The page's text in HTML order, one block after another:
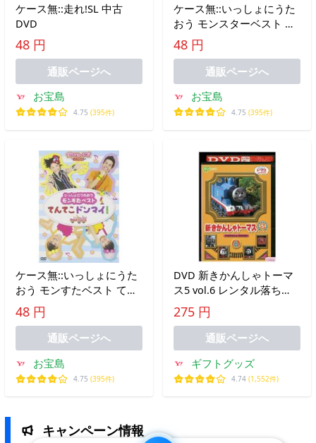
ケース無::走れ!SL 中古
DVD
48 円
通販ページへ
お宝島
4.75 (395件)
ケース無::いっしょにうた
おう モンスターベスト 世
界こども地球ファンクラブ
中古 DVD
48 円
通販ページへ
お宝島
4.75 (395件)
ケース無::いっしょにうた
おう モンすたベスト てん
てこドンマイ! 中古 DVD
48 円
通販ページへ
お宝島
4.75 (395件)
DVD 新きかんしゃトーマ
ス5 vol.6 レンタル落ち
ZX00169
275 円
通販ページへ
ギフトグッズ
4.74 (1,552件)
キャンペーン情報